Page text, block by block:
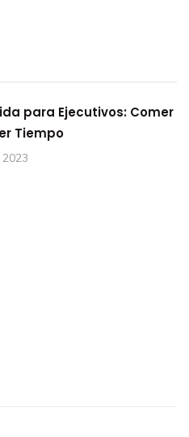
para Ejecutivos: Comer
Tiempo